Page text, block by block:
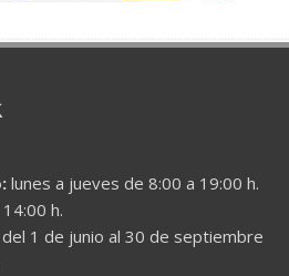
lunes a jueves de 8:00 a 19:00 h.
h.
1 de junio al 30 de septiembre